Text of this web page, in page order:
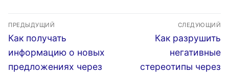
Навигация
по
записям
ПРЕДЫДУЩИЙ
Предыдущая
запись:
Как получать
информацию о новых
предложениях через
СЛЕДУЮЩИЙ
Следующая
запись:
Как разрушить
негативные
стереотипы через